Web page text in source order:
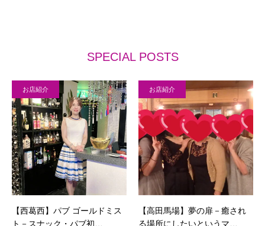
SPECIAL POSTS
お店紹介
【西葛西】パブ ゴールドミス
ト－スナック・パブ初…
お店紹介
【高田馬場】夢の扉－癒され
る場所にしたいというマ…